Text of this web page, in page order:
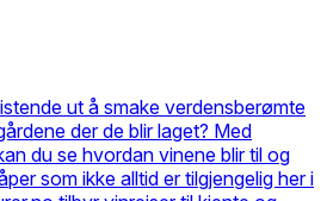
ut å smake verdensberømte
der de blir laget? Med
du se hvordan vinene blir til og
som ikke alltid er tilgjengelig her i